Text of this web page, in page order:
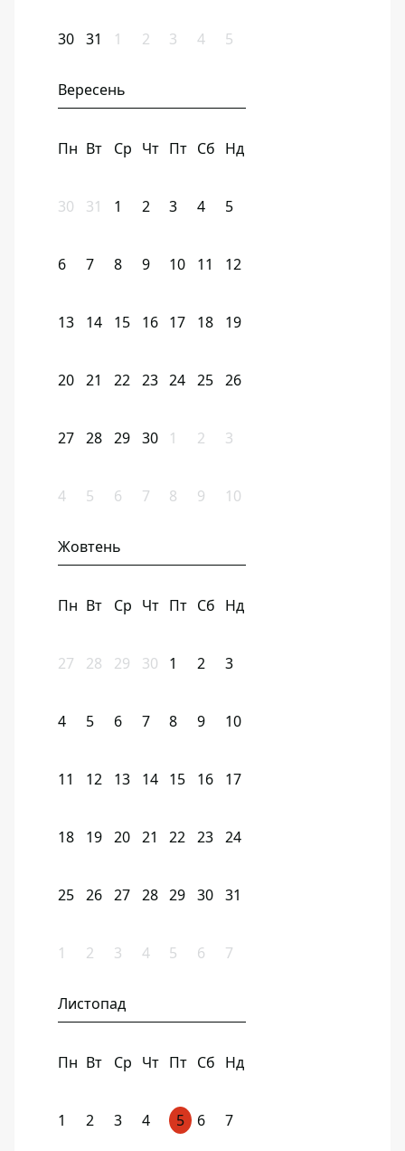
30 31 1 2 3 4 5
Вересень
Пн Вт Ср Чт Пт Сб Нд
30 31 1 2 3 4 5
6 7 8 9 10 11 12
13 14 15 16 17 18 19
20 21 22 23 24 25 26
27 28 29 30 1 2 3
4 5 6 7 8 9 10
Жовтень
Пн Вт Ср Чт Пт Сб Нд
27 28 29 30 1 2 3
4 5 6 7 8 9 10
11 12 13 14 15 16 17
18 19 20 21 22 23 24
25 26 27 28 29 30 31
1 2 3 4 5 6 7
Листопад
Пн Вт Ср Чт Пт Сб Нд
1 2 3 4 5 6 7